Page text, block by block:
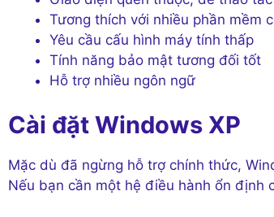
Tương thích với nhiều phần mềm
Yêu cầu cấu hình máy tính thấp
Tính năng bảo mật tương đối tốt
Hỗ trợ nhiều ngôn ngữ
Cài đặt Windows XP
Mặc dù đã ngừng hỗ trợ chính thức,
Nếu bạn cần một hệ điều hành ổn định